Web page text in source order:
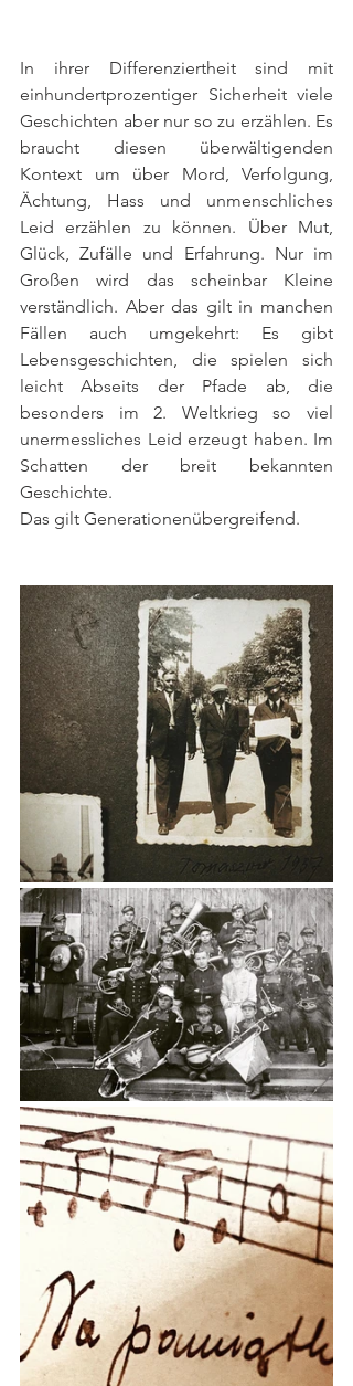
In ihrer Differenziertheit sind mit
einhundertprozentiger Sicherheit viele
Geschichten aber nur so zu erzählen. Es
braucht diesen überwältigenden
Kontext um über Mord, Verfolgung,
Ächtung, Hass und unmenschliches
Leid erzählen zu können. Über Mut,
Glück, Zufälle und Erfahrung. Nur im
Großen wird das scheinbar Kleine
verständlich. Aber das gilt in manchen
Fällen auch umgekehrt: Es gibt
Lebensgeschichten, die spielen sich
leicht Abseits der Pfade ab, die
besonders im 2. Weltkrieg so viel
unermessliches Leid erzeugt haben. Im
Schatten der breit bekannten
Geschichte.
Das gilt Generationenübergreifend.